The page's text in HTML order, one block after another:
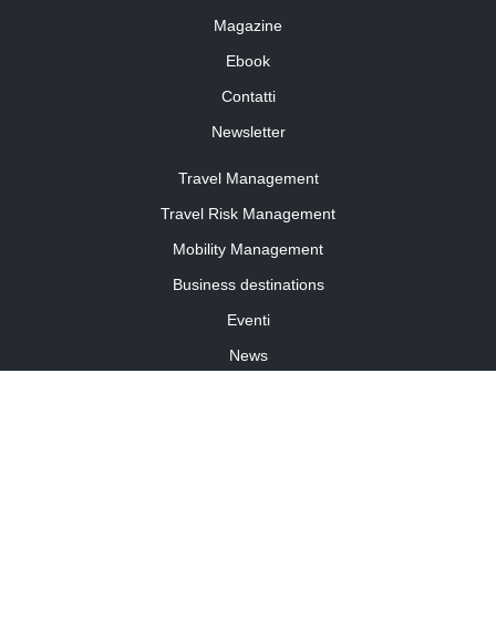
Magazine
Ebook
Contatti
Newsletter
Travel Management
Travel Risk Management
Mobility Management
Business destinations
Eventi
News